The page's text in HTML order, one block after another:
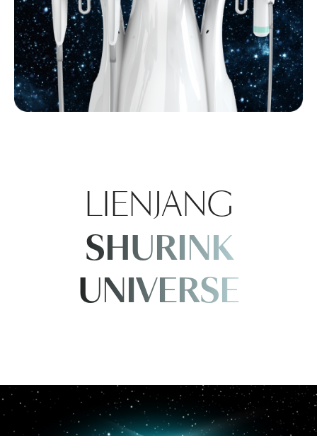
LIENJANG
SHURINK
UNIVERSE